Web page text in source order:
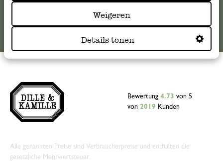
Weigeren
Details tonen
Bewertung 4.73 von 5
von 2019 Kunden
Alle genannten Preise sind Verbraucherpreise und enthalten die
gesetzliche Mehrwertsteuer.